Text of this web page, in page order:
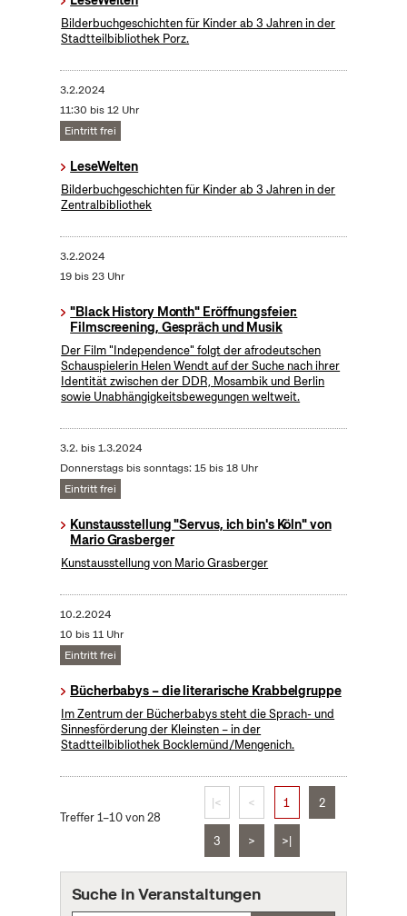
Bilderbuchgeschichten für Kinder ab 3 Jahren in der
Stadtteilbibliothek Porz.
3.2.2024
11:30 bis 12 Uhr
Eintritt frei
LeseWelten
Bilderbuchgeschichten für Kinder ab 3 Jahren in der
Zentralbibliothek
3.2.2024
19 bis 23 Uhr
"Black History Month" Eröffnungsfeier:
Filmscreening, Gespräch und Musik
Der Film "Independence" folgt der afrodeutschen
Schauspielerin Helen Wendt auf der Suche nach ihrer
Identität zwischen der DDR, Mosambik und Berlin
sowie Unabhängigkeitsbewegungen weltweit.
3.2. bis1.3.2024
Donnerstags bis sonntags: 15 bis 18 Uhr
Eintritt frei
Kunstausstellung "Servus, ich bin's Köln" von
Mario Grasberger
Kunstausstellung von Mario Grasberger
10.2.2024
10 bis 11 Uhr
Eintritt frei
Bücherbabys – die literarische Krabbelgruppe
Im Zentrum der Bücherbabys steht die Sprach- und
Sinnesförderung der Kleinsten – in der
Stadtteilbibliothek Bocklemünd/Mengenich.
Treffer 1–10 von 28
|< < 1 2
3 > >|
Suche in Veranstaltungen